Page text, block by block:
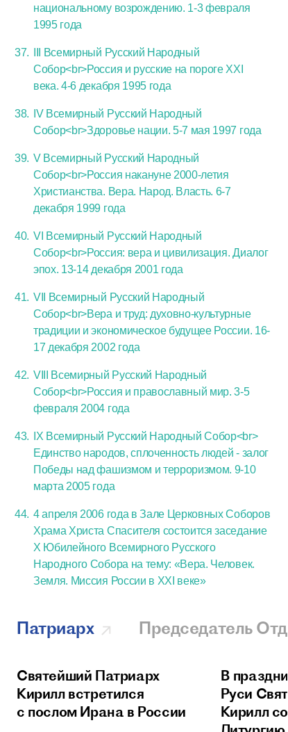
национальному возрождению. 1-3 февраля
1995 года
III Всемирный Русский Народный
Собор<br>Россия и русские на пороге XXI
века. 4-6 декабря 1995 года
IV Всемирный Русский Народный
Собор<br>Здоровье нации. 5-7 мая 1997 года
V Всемирный Русский Народный
Собор<br>Россия накануне 2000-летия
Христианства. Вера. Народ. Власть. 6-7
декабря 1999 года
VI Всемирный Русский Народный
Собор<br>Россия: вера и цивилизация. Диалог
эпох. 13-14 декабря 2001 года
VII Всемирный Русский Народный
Собор<br>Вера и труд: духовно-культурные
традиции и экономическое будущее России. 16-
17 декабря 2002 года
VIII Всемирный Русский Народный
Собор<br>Россия и православный мир. 3-5
февраля 2004 года
IX Всемирный Русский Народный Собор<br>
Единство народов, сплоченность людей - залог
Победы над фашизмом и терроризмом. 9-10
марта 2005 года
4 апреля 2006 года в Зале Церковных Соборов
Храма Христа Спасителя состоится заседание
Х Юбилейного Всемирного Русского
Народного Собора на тему: «Вера. Человек.
Земля. Миссия России в ХХI веке»
Патриарх Председатель
Святейший Патриарх
Кирилл встретился
с послом Ирана в России
В
Руси
Кирилл